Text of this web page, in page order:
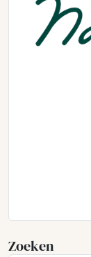
Zoeken